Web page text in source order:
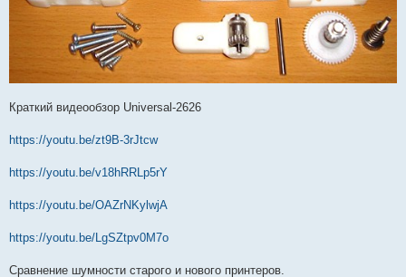
Краткий видеообзор Universal-2626
https://youtu.be/zt9B-3rJtcw
https://youtu.be/v18hRRLp5rY
https://youtu.be/OAZrNKylwjA
https://youtu.be/LgSZtpv0M7o
Сравнение шумности старого и нового принтеров.